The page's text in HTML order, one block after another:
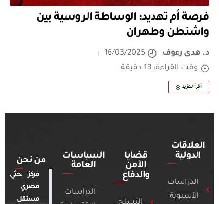
فرصة أم تهديد: الوساطة الروسية بين
واشنطن وطهران
د. هدى رءوف
16/03/2025
وقت القراءة: 13 دقيقة
أقرأ المزيد
العلاقات
الدولية
الدراسات
الآسيوية
قضايا
الأمن
والدفاع
السياسات
العامة
الدراسات
من نحن
مركز بحثي
مصري
مستقل